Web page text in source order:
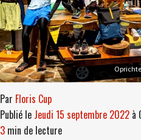
par Floris Cup
publié le jeudi 15 septembre 2022 à
3 min de lecture